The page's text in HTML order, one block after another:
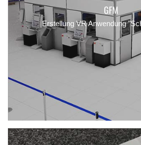
GFM
Erstellung VR Anwendung